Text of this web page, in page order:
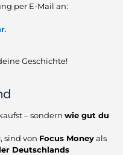
per E-Mail an:
.
Geschichte!
– sondern wie gut du
, sind von Focus Moneyals
Deutschlands